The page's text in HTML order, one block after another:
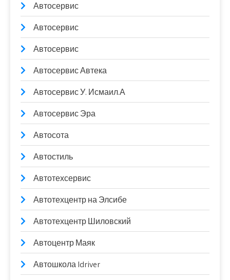
Автосервис
Автосервис
Автосервис
Автосервис Автека
Автосервис У. Исмаил.А
Автосервис Эра
Автосота
Автостиль
Автотехсервис
Автотехцентр на Элсибе
Автотехцентр Шиловский
Автоцентр Маяк
Автошкола Idriver